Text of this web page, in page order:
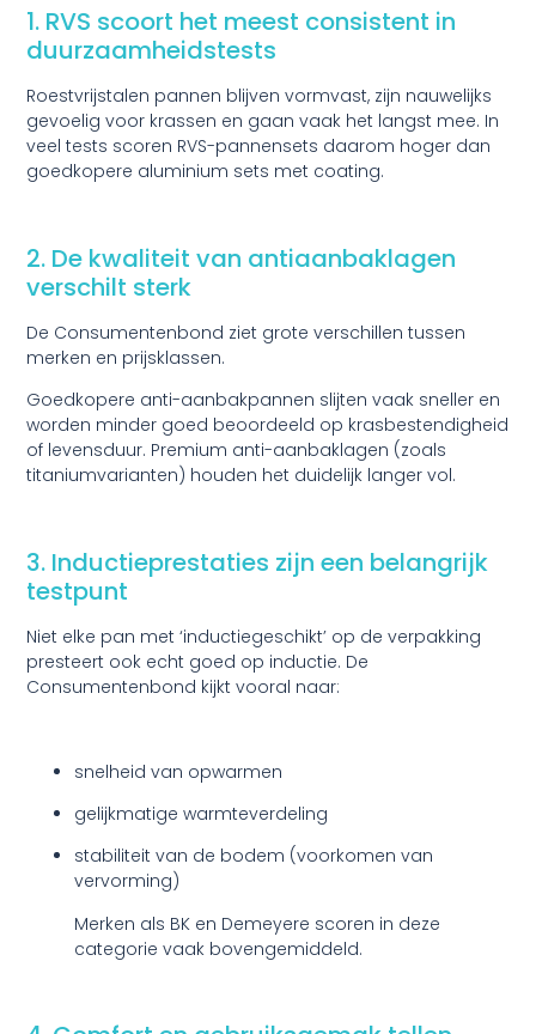
1. RVS scoort het meest consistent in
duurzaamheidstests
Roestvrijstalen pannen blijven vormvast, zijn nauwelijks
gevoelig voor krassen en gaan vaak het langst mee. In
veel tests scoren RVS-pannensets daarom hoger dan
goedkopere aluminium sets met coating.
2. De kwaliteit van antiaanbaklagen
verschilt sterk
De Consumentenbond ziet grote verschillen tussen
merken en prijsklassen.
Goedkopere anti-aanbakpannen slijten vaak sneller en
worden minder goed beoordeeld op krasbestendigheid
of levensduur. Premium anti-aanbaklagen (zoals
titaniumvarianten) houden het duidelijk langer vol.
3. Inductieprestaties zijn een belangrijk
testpunt
Niet elke pan met ‘inductiegeschikt’ op de verpakking
presteert ook echt goed op inductie. De
Consumentenbond kijkt vooral naar:
snelheid van opwarmen
gelijkmatige warmteverdeling
stabiliteit van de bodem (voorkomen van
vervorming)
Merken als BK en Demeyere scoren in deze
categorie vaak bovengemiddeld.